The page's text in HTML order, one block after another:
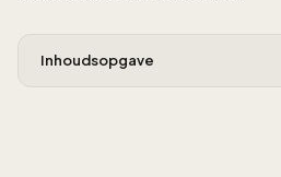
Inhoudsopgave